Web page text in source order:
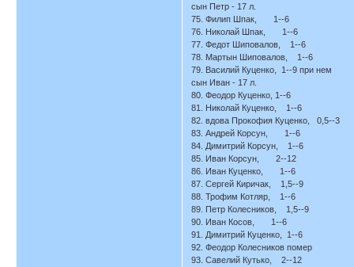
сын Петр - 17 л.
75. Филип Шпак, 1--6
76. Николай Шпак, 1--6
77. Федот Шиповалов, 1--6
78. Мартын Шиповалов, 1--6
79. Василий Куценко, 1--9 при нем
сын Иван - 17 л.
80. Феодор Куценко, 1--6
81. Николай Куценко, 1--6
82. вдова Прокофия Куценко, 0,5--3
83. Андрей Корсун, 1--6
84. Димитрий Корсун, 1--6
85. Иван Корсун, 2--12
86. Иван Куценко, 1--6
87. Сергей Киричак, 1,5--9
88. Трофим Котляр, 1--6
89. Петр Колесников, 1,5--9
90. Иван Косов, 1--6
91. Димитрий Куценко, 1--6
92. Феодор Колесников помер
93. Савелий Кутько, 2--12